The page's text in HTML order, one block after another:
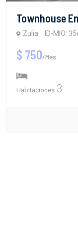
Townhouse
Zulia ID-MIO:
$ 750/Mes
Habitaciones 3